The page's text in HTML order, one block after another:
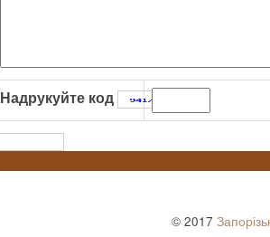
Надрукуйте код
© 2017